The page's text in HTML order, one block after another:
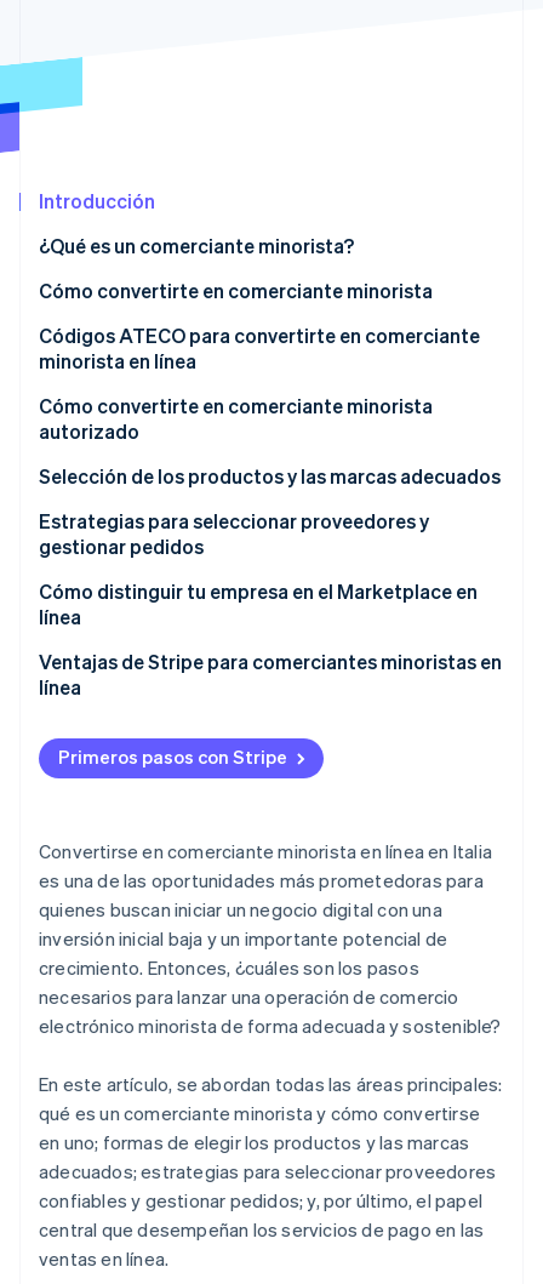
Prevención de fraude
Constitución de una startup
Identity
Sesiones de Stripe 2026
Descubre cómo Stripe construye la infraestructura
Mirar ahora
Introducción
¿Qué es un comerciante minorista?
Cómo convertirte en comerciante minorista
Definición del modelo de negocio
Inscripción en el Registro Mercantil
Presentación de la SCIA para comercio electrónico
Convertirte en comerciante minorista: aspectos
contractuales
Códigos ATECO para convertirte en comerciante
minorista en línea
Cómo convertirte en comerciante minorista
autorizado
¿Quiénes son los comerciantes minoristas
¿Cómo convertirte en comerciante minorista
Requisitos de la marca y criterios de selección
Cláusulas contractuales habituales
autorizado?
Selección de los productos y las marcas adecuados
Los principales criterios de selección son los
siguientes:
Marcas establecidas vs. marcas emergentes: ¿cuál
elegir?
Estrategias para seleccionar proveedores y
gestionar pedidos
Cómo seleccionar proveedores si quieres
convertirte en comerciante minorista en línea
Aspectos contractuales con proveedores
Cómo distinguir tu empresa en el Marketplace en
línea
Estrategias clave
Ventajas de Stripe para comerciantes minoristas en
línea
Stripe Payments
Stripe Connect
Primeros pasos con Stripe
Convertirse en comerciante minorista en línea en Italia
es una de las oportunidades más prometedoras para
quienes buscan iniciar un negocio digital con una
inversión inicial baja y un importante potencial de
crecimiento. Entonces, ¿cuáles son los pasos
necesarios para lanzar una operación de comercio
electrónico minorista de forma adecuada y sostenible?
En este artículo, se abordan todas las áreas principales:
qué es un comerciante minorista y cómo convertirse
en uno; formas de elegir los productos y las marcas
adecuados; estrategias para seleccionar proveedores
confiables y gestionar pedidos; y, por último, el papel
central que desempeñan los servicios de pago en las
ventas en línea.